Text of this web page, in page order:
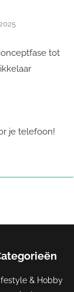
tot
je telefoon!
& Hobby